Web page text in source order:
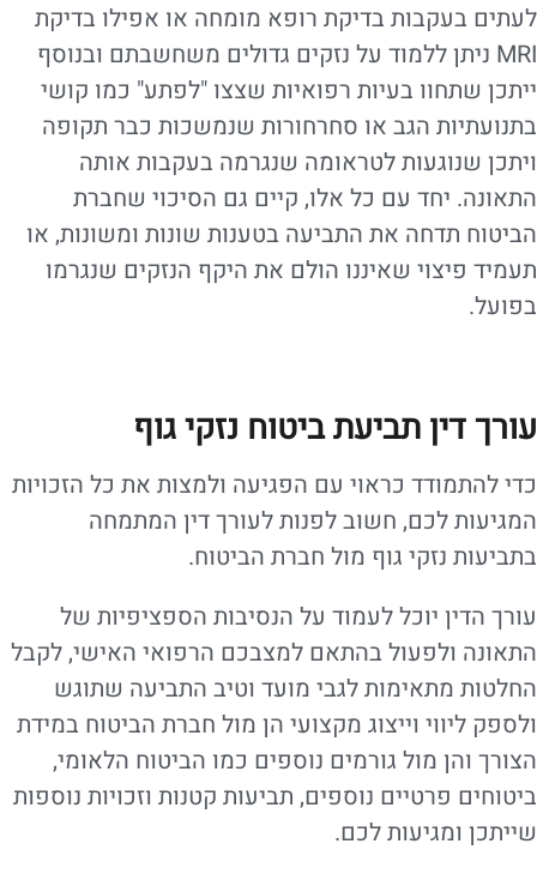
לעתים בעקבות בדיקת רופא מומחה או אפילו בדיקת
MRI ניתן ללמוד על נזקים גדולים משחשבתם ובנוסף
ייתכן שתחוו בעיות רפואיות שצצו "לפתע" כמו קושי
בתנועתיות הגב או סחרחורות שנמשכות כבר תקופה
ויתכן שנוגעות לטראומה שנגרמה בעקבות אותה
התאונה. יחד עם כל אלו, קיים גם הסיכוי שחברת
הביטוח תדחה את התביעה בטענות שונות ומשונות, או
תעמיד פיצוי שאיננו הולם את היקף הנזקים שנגרמו
בפועל.
עורך דין תביעת ביטוח נזקי גוף
כדי להתמודד כראוי עם הפגיעה ולמצות את כל הזכויות
המגיעות לכם, חשוב לפנות לעורך דין המתמחה
בתביעות נזקי גוף מול חברת הביטוח.
עורך הדין יוכל לעמוד על הנסיבות הספציפיות של
התאונה ולפעול בהתאם למצבכם הרפואי האישי, לקבל
החלטות מתאימות לגבי מועד וטיב התביעה שתוגש
ולספק ליווי וייצוג מקצועי הן מול חברת הביטוח במידת
הצורך והן מול גורמים נוספים כמו הביטוח הלאומי,
ביטוחים פרטיים נוספים, תביעות קטנות וזכויות נוספות
שייתכן ומגיעות לכם.